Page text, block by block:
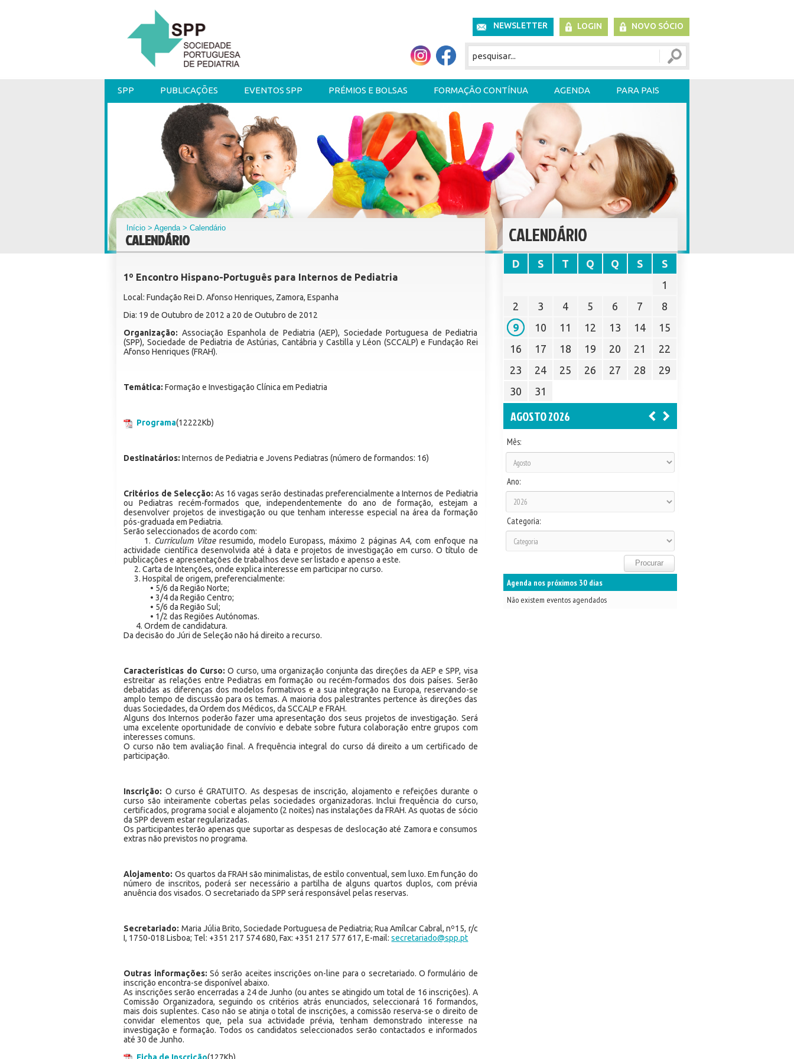
NEWSLETTER LOGIN NOVO SÓCIO
SPP PUBLICAÇÕES EVENTOS SPP PRÉMIOS E BOLSAS FORMAÇÃO CONTÍNUA AGENDA PARA PAIS
Início >Agenda> Calendário
CALENDÁRIO
1º Encontro Hispano-Português para Internos de Pediatria
Local: Fundação Rei D. Afonso Henriques, Zamora, Espanha
Dia: 19 de Outubro de 2012 a 20 de Outubro de 2012
Organização: Associação Espanhola de Pediatria (AEP), Sociedade Portuguesa de Pediatria
(SPP), Sociedade de Pediatria de Astúrias, Cantábria y Castilla y Léon (SCCALP) e Fundação Rei
Afonso Henriques (FRAH).
Temática: Formação e Investigação Clínica em Pediatria
Programa(12222Kb)
Destinatários: Internos de Pediatria e Jovens Pediatras (número de formandos: 16)
Critérios de Selecção: As 16 vagas serão destinadas preferencialmente a Internos de Pediatria
ou Pediatras recém-formados que, independentemente do ano de formação, estejam a
desenvolver projetos de investigação ou que tenham interesse especial na área da formação
pós-graduada em Pediatria.
Serão seleccionados de acordo com:
1. Curriculum Vitaeresumido, modelo Europass, máximo 2 páginas A4, com enfoque na
actividade científica desenvolvida até à data e projetos de investigação em curso. O título de
publicações e apresentações de trabalhos deve ser listado e apenso a este.
2. Carta de Intenções, onde explica interesse em participar no curso.
3. Hospital de origem, preferencialmente:
• 5/6 da Região Norte;
• 3/4 da Região Centro;
• 5/6 da Região Sul;
• 1/2 das Regiões Autónomas.
4. Ordem de candidatura.
Da decisão do Júri de Seleção não há direito a recurso.
Características do Curso: O curso, uma organização conjunta das direções da AEP e SPP, visa
estreitar as relações entre Pediatras em formação ou recém-formados dos dois países. Serão
debatidas as diferenças dos modelos formativos e a sua integração na Europa, reservando-se
amplo tempo de discussão para os temas. A maioria dos palestrantes pertence às direções das
duas Sociedades, da Ordem dos Médicos, da SCCALP e FRAH.
Alguns dos Internos poderão fazer uma apresentação dos seus projetos de investigação. Será
uma excelente oportunidade de convívio e debate sobre futura colaboração entre grupos com
interesses comuns.
O curso não tem avaliação final. A frequência integral do curso dá direito a um certificado de
participação.
Inscrição: O curso é GRATUITO. As despesas de inscrição, alojamento e refeições durante o
curso são inteiramente cobertas pelas sociedades organizadoras. Inclui frequência do curso,
certificados, programa social e alojamento (2 noites) nas instalações da FRAH. As quotas de sócio
da SPP devem estar regularizadas.
Os participantes terão apenas que suportar as despesas de deslocação até Zamora e consumos
extras não previstos no programa.
Alojamento: Os quartos da FRAH são minimalistas, de estilo conventual, sem luxo. Em função do
número de inscritos, poderá ser necessário a partilha de alguns quartos duplos, com prévia
anuência dos visados. O secretariado da SPP será responsável pelas reservas.
Secretariado: Maria Júlia Brito, Sociedade Portuguesa de Pediatria; Rua Amílcar Cabral, nº15, r/c
I, 1750-018 Lisboa; Tel: +351 217 574 680, Fax: +351 217 577 617, E-mail:secretariado@spp.pt
Outras informações: Só serão aceites inscrições on-line para o secretariado. O formulário de
inscrição encontra-se disponível abaixo.
As inscrições serão encerradas a 24 de Junho (ou antes se atingido um total de 16 inscrições). A
Comissão Organizadora, seguindo os critérios atrás enunciados, seleccionará 16 formandos,
mais dois suplentes. Caso não se atinja o total de inscrições, a comissão reserva-se o direito de
convidar elementos que, pela sua actividade prévia, tenham demonstrado interesse na
investigação e formação. Todos os candidatos seleccionados serão contactados e informados
até 30 de Junho.
Ficha de Inscrição(127Kb)
CALENDÁRIO
D S T Q Q S
S
1
2
3 4 5 6 7
8
9
10 11 12 13 14
15
16
17 18 19 20 21
22
23
24 25 26 27 28
29
30
31
AGOSTO 2026
Mês:
Ano:
Categoria:
Agenda nos próximos 30 dias
Não existem eventos agendados